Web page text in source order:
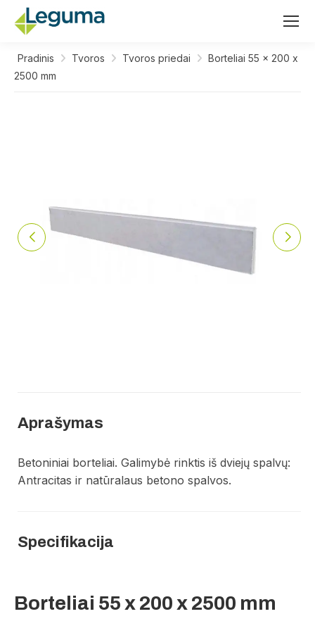
Pradinis Tvoros Tvoros priedai
Borteliai 55 x 200 x
2500 mm
Aprašymas
Betoniniai borteliai. Galimybė rinktis iš dviejų spalvų:
Antracitas ir natūralaus betono spalvos.
Specifikacija
Borteliai 55 x 200 x 2500 mm